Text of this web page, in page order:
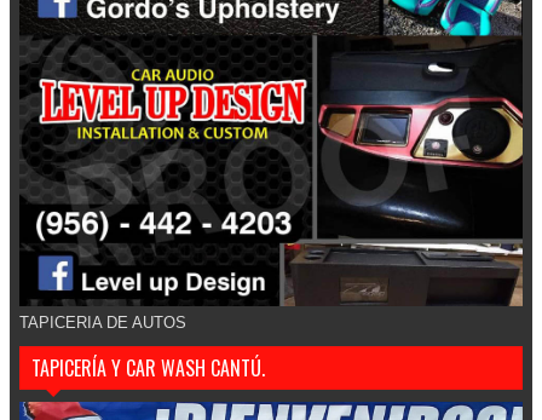
TAPICERIA DE AUTOS
TAPICERÍA Y CAR WASH CANTÚ.